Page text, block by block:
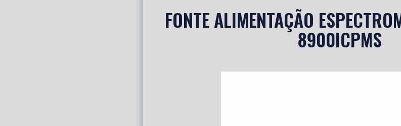
FONTE ALIMENTAÇÃO
8900ICPMS